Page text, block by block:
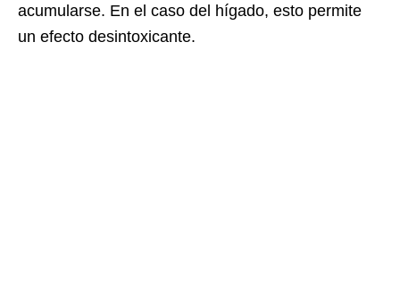
acumularse. En el caso del hígado, esto permite
un efecto desintoxicante.